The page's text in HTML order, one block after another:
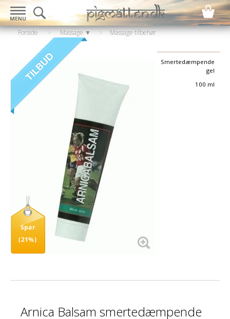
Forside > Massage ▼ >
Massage tilbehør
Varmecreme
Smertedæmpende
gel
100 ml
Spar
(21%)
Arnica Balsam smertedæmpende